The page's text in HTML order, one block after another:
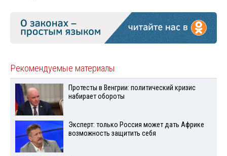
Рекомендуемые материалы
Протесты в Венгрии: политический кризис
набирает обороты
Эксперт: только Россия может дать Африке
возможность защитить себя